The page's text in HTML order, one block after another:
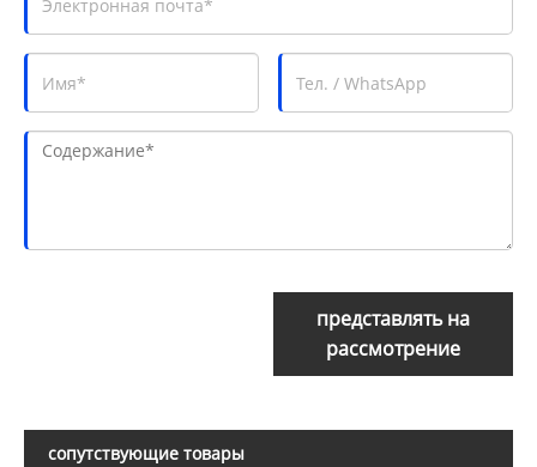
представлять на
рассмотрение
сопутствующие товары